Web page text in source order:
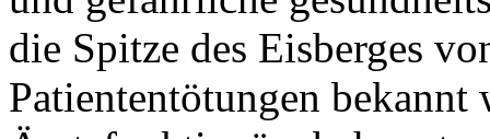
die Spitze des Eisberges
Patiententötungen